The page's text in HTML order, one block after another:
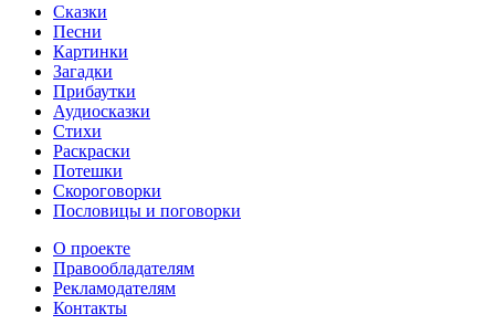
Сказки
Песни
Картинки
Загадки
Прибаутки
Аудиосказки
Стихи
Раскраски
Потешки
Скороговорки
Пословицы и поговорки
О проекте
Правообладателям
Рекламодателям
Контакты